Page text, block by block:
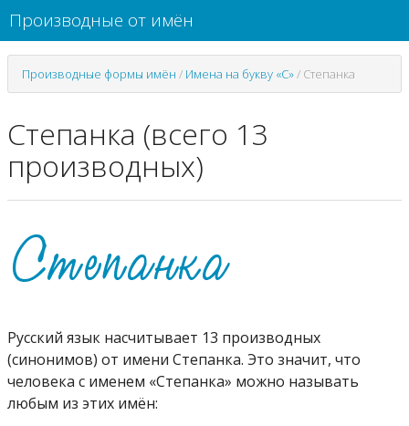
Производные от имён
Производные формы имён / Имена на букву «С»/ Степанка
Степанка (всего 13
производных)
Русский язык насчитывает 13 производных
(синонимов) от имени Степанка. Это значит, что
человека с именем «Степанка» можно называть
любым из этих имён: